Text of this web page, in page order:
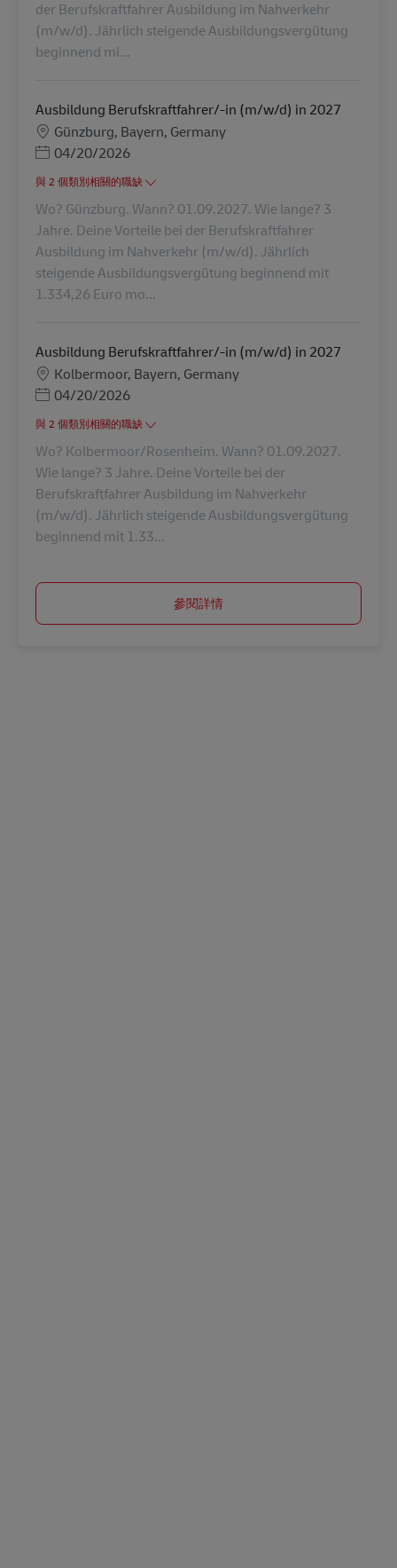
der Berufskraftfahrer Ausbildung im Nahverkehr
(m/w/d). Jährlich steigende Ausbildungsvergütung
beginnend mi...
Ausbildung Berufskraftfahrer/-in (m/w/d) in 2027
地點Günzburg, Bayern, Germany
Posted Date
04/20/2026
與 2 個類別相關的職缺
Wo? Günzburg. Wann? 01.09.2027. Wie lange? 3
Jahre. Deine Vorteile bei der Berufskraftfahrer
Ausbildung im Nahverkehr (m/w/d). Jährlich
steigende Ausbildungsvergütung beginnend mit
1.334,26 Euro mo...
Ausbildung Berufskraftfahrer/-in (m/w/d) in 2027
地點Kolbermoor, Bayern, Germany
Posted Date
04/20/2026
與 2 個類別相關的職缺
Wo? Kolbermoor/Rosenheim. Wann? 01.09.2027.
Wie lange? 3 Jahre. Deine Vorteile bei der
Berufskraftfahrer Ausbildung im Nahverkehr
(m/w/d). Jährlich steigende Ausbildungsvergütung
beginnend mit 1.33...
參閱詳情